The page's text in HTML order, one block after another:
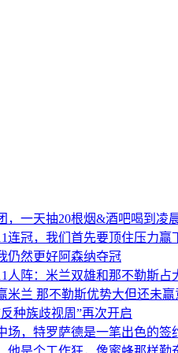
，一天抽20根烟&酒吧喝到凌
连冠，我们首先要顶住压力赢
仍然更好阿森纳夺冠
人阵：米兰双雄和那不勒斯占
米兰 那不勒斯优势大但还未赢
种族歧视周”再次开启
场，特罗萨德是一笔出色的签